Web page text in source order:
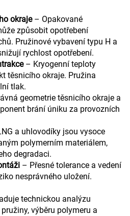
okraje – Opakované
způsobit opotřebení
Pružinové vybavení typu H a
rychlost opotřebení.
– Kryogenní teploty
těsnicího okraje. Pružina
tlak.
geometrie těsnicího okraje a
brání úniku za provozních
a uhlovodíky jsou vysoce
polymerním materiálem,
degradaci.
– Přesné tolerance a vedení
nesprávného uložení.
technickou analýzu
výběru polymeru a